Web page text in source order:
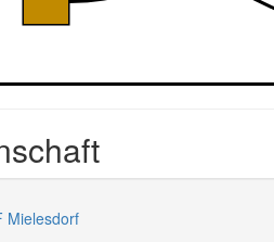
Mielesdorf